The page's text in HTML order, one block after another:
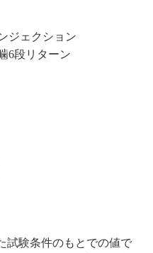
ジェクション
6段リターン
試験条件のもとでの値で